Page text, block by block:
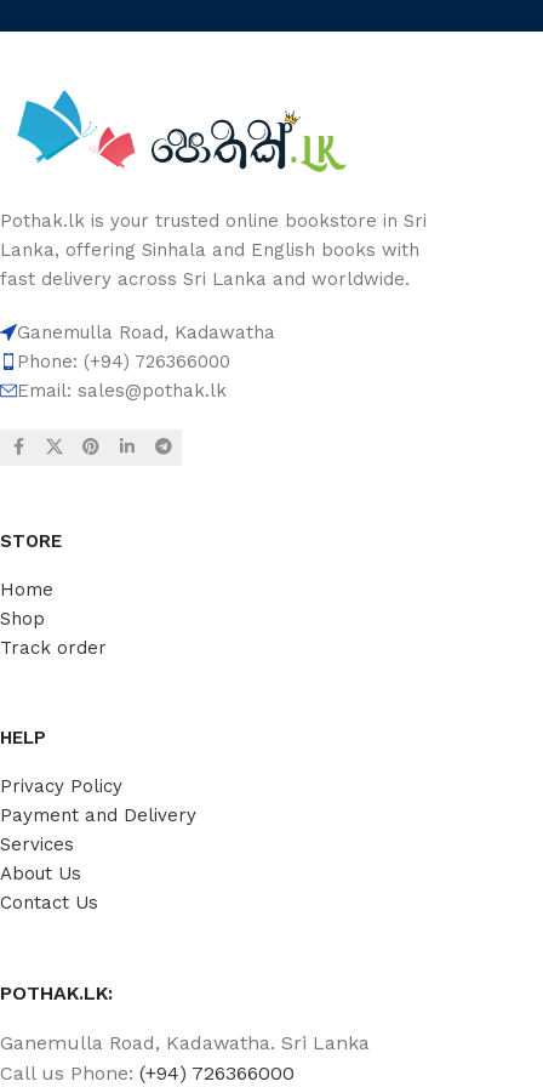
Pothak.lk is your trusted online bookstore in Sri
Lanka, offering Sinhala and English books with
fast delivery across Sri Lanka and worldwide.
Ganemulla Road, Kadawatha
Phone: (+94) 726366000
Email: sales@pothak.lk
STORE
Home
Shop
Track order
HELP
Privacy Policy
Payment and Delivery
Services
About Us
Contact Us
POTHAK.LK:
Ganemulla Road, Kadawatha. Sri Lanka
Call us Phone: (+94) 726366000